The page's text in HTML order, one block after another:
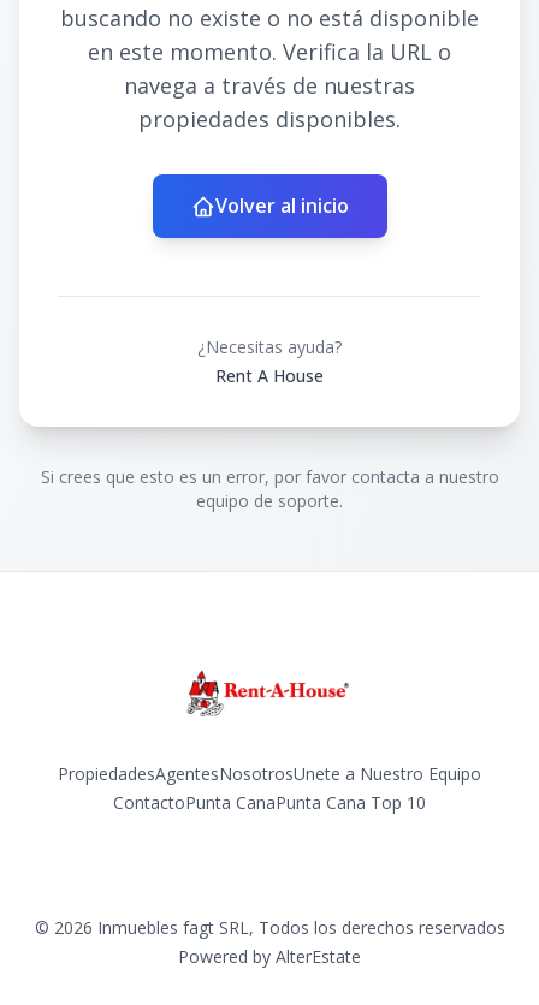
buscando no existe o no está disponible
en este momento. Verifica la URL o
navega a través de nuestras
propiedades disponibles.
Volver al inicio
¿Necesitas ayuda?
Rent A House
Si crees que esto es un error, por favor contacta a nuestro
equipo de soporte.
PropiedadesAgentesNosotrosUnete a Nuestro Equipo
ContactoPunta CanaPunta Cana Top 10
© 2026 Inmuebles fagt SRL, Todos los derechos reservados
Powered by AlterEstate